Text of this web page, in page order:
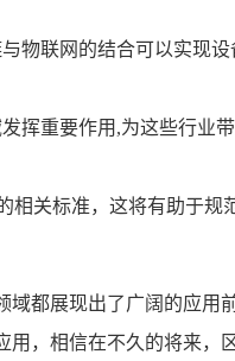
物联网的结合可以实现
挥重要作用,为这些行业
相关标准，这将有助于规
域都展现出了广阔的应用
，相信在不久的将来，